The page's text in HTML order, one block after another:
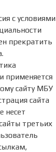
с условиями
прекратить
применяется
сайту МБУ
сайта
несет
третьих